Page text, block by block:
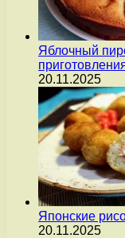
Яблочный
20.11.2025
Японские
20.11.2025